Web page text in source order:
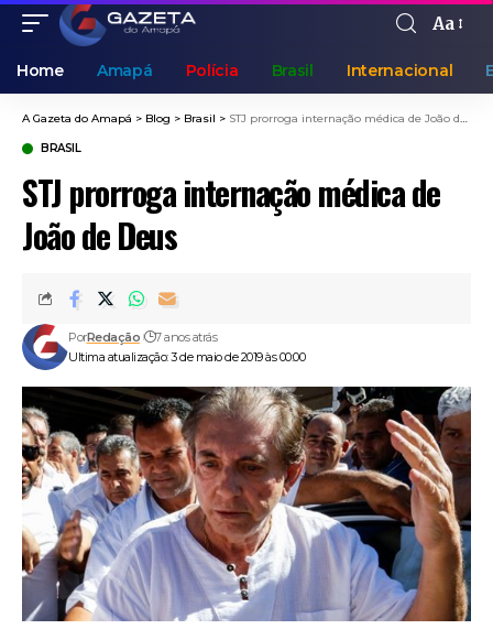
Aa
Home Amapá Polícia Brasil Internacional
A Gazeta do Amapá > Blog > Brasil > STJ prorroga internação médica de João de Deus
BRASIL
STJ prorroga internação médica de
João de Deus
Ultima atualização: 3 de maio de 2019 às 00:00
PorRedação 7 anos atrás